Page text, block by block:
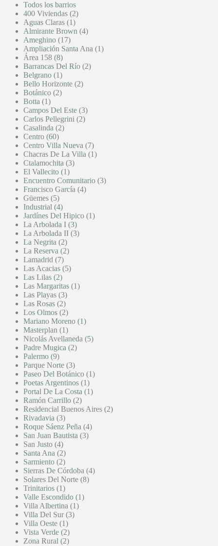
Todos los barrios
400 Viviendas (2)
Aguas Claras (1)
Almirante Brown (4)
Ameghino (17)
Ampliación Santa Ana (1)
Área 158 (8)
Barrancas Del Río (2)
Belgrano (1)
Bello Horizonte (2)
Botánico (2)
Botta (1)
Campos Del Este (3)
Carlos Pellegrini (2)
Casalinda (2)
Centro (60)
Centro Villa Nueva (7)
Chacras De La Villa (1)
Ctalamochita (3)
El Vallecito (1)
Encuentro Comunitario (3)
Francisco García (4)
Güemes (5)
Industrial (4)
Jardínes Del Hipico (1)
La Arbolada I (3)
La Arbolada II (3)
La Negrita (2)
La Reserva (2)
Lamadrid (7)
Las Acacias (5)
Las Lilas (2)
Las Margaritas (1)
Las Playas (3)
Las Rosas (2)
Los Olmos (2)
Mariano Moreno (1)
Masterplan (1)
Nicolás Avellaneda (5)
Padre Mugica (2)
Palermo (9)
Parque Norte (3)
Paseo Del Botánico (1)
Poetas Argentinos (1)
Portal De La Costa (1)
Ramón Carrillo (2)
Residencial Buenos Aires (2)
Rivadavia (3)
Roque Sáenz Peña (4)
San Juan Bautista (3)
San Justo (4)
Santa Ana (2)
Sarmiento (2)
Sierras De Córdoba (4)
Solares Del Norte (8)
Trinitarios (1)
Valle Escondido (1)
Villa Albertina (1)
Villa Del Sur (3)
Villa Oeste (1)
Vista Verde (2)
Zona Rural (2)